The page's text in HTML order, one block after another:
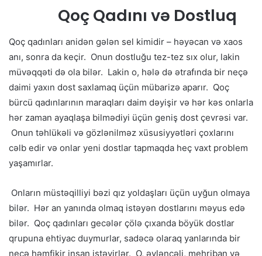
Qoç Qadını və Dostluq
Qoç qadınları anidən gələn sel kimidir – həyəcan və xaos
anı, sonra da keçir. Onun dostluğu tez-tez sıx olur, lakin
müvəqqəti də ola bilər. Lakin o, hələ də ətrafında bir neçə
daimi yaxın dost saxlamaq üçün mübarizə aparır. Qoç
bürcü qadınlarının maraqları daim dəyişir və hər kəs onlarla
hər zaman ayaqlaşa bilmədiyi üçün geniş dost çevrəsi var.
Onun təhlükəli və gözlənilməz xüsusiyyətləri çoxlarını
cəlb edir və onlar yeni dostlar tapmaqda heç vaxt problem
yaşamırlar.
Onların müstəqilliyi bəzi qız yoldaşları üçün uyğun olmaya
bilər. Hər an yanında olmaq istəyən dostlarını məyus edə
bilər. Qoç qadınları gecələr çölə çıxanda böyük dostlar
qrupuna ehtiyac duymurlar, sadəcə olaraq yanlarında bir
neçə həmfikir insan istəyirlər. O, əyləncəli, mehriban və